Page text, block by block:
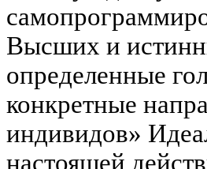
Высших и
определенные
конкретные
индивидов»
настоящей